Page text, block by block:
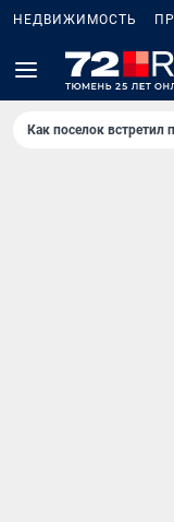
НЕДВИЖИМОСТЬ
Как поселок встретил